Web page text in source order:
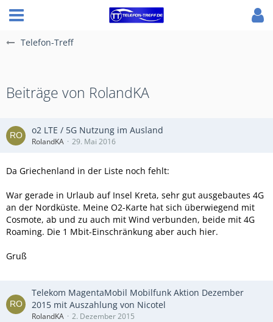
Telefon-Treff
Beiträge von RolandKA
o2 LTE / 5G Nutzung im Ausland
RolandKA 29. Mai 2016
Da Griechenland in der Liste noch fehlt:
War gerade in Urlaub auf Insel Kreta, sehr gut ausgebautes 4G
an der Nordküste. Meine O2-Karte hat sich überwiegend mit
Cosmote, ab und zu auch mit Wind verbunden, beide mit 4G
Roaming. Die 1 Mbit-Einschränkung aber auch hier.
Gruß
Telekom MagentaMobil Mobilfunk Aktion Dezember
2015 mit Auszahlung von Nicotel
RolandKA 2. Dezember 2015